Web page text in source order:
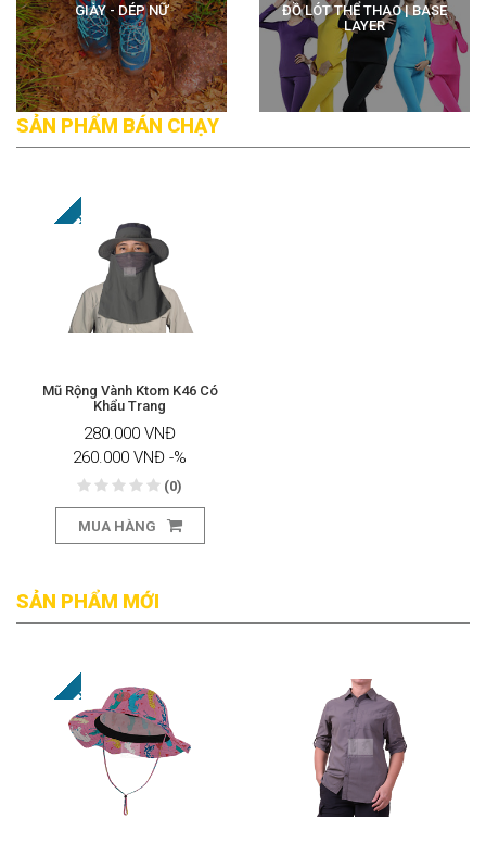
GIÀY - DÉP NỮ
ĐỒ LÓT THỂ THAO | BASE
LAYER
GĂNG TAY - TẤT TAY
SẢN PHẨM BÁN CHẠY
Mũ Rộng Vành Ktom K46 Có
Khẩu Trang
280.000 VNĐ
260.000 VNĐ -%
(0)
MUA HÀNG
SẢN PHẨM MỚI